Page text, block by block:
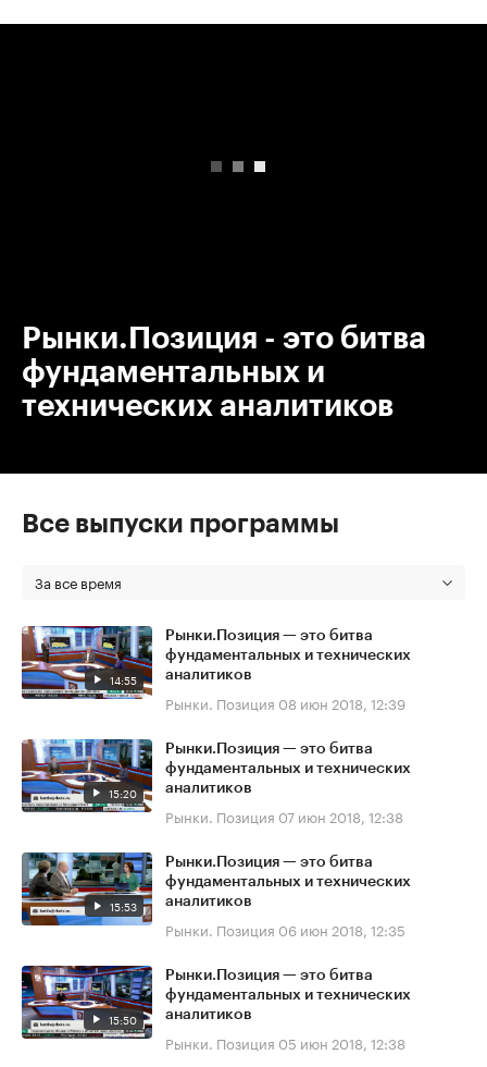
Рынки.Позиция - это битва
фундаментальных и
технических аналитиков
Все выпуски программы
За все время
14:55
Рынки.Позиция — это битва
фундаментальных и технических
аналитиков
Рынки. Позиция 08 июн 2018, 12:39
15:20
Рынки.Позиция — это битва
фундаментальных и технических
аналитиков
Рынки. Позиция 07 июн 2018, 12:38
15:53
Рынки.Позиция — это битва
фундаментальных и технических
аналитиков
Рынки. Позиция 06 июн 2018, 12:35
15:50
Рынки.Позиция — это битва
фундаментальных и технических
аналитиков
Рынки. Позиция 05 июн 2018, 12:38